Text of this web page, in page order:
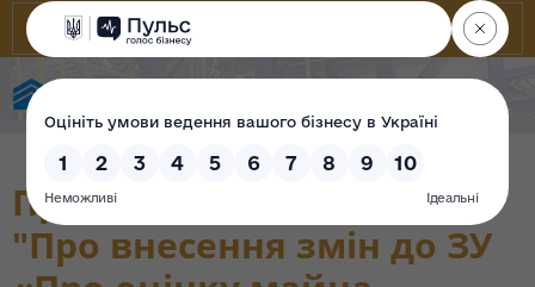
Проект Закону України
"Про внесення змін до ЗУ